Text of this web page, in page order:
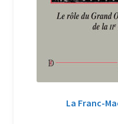
Suivi de la Commande
La Franc-